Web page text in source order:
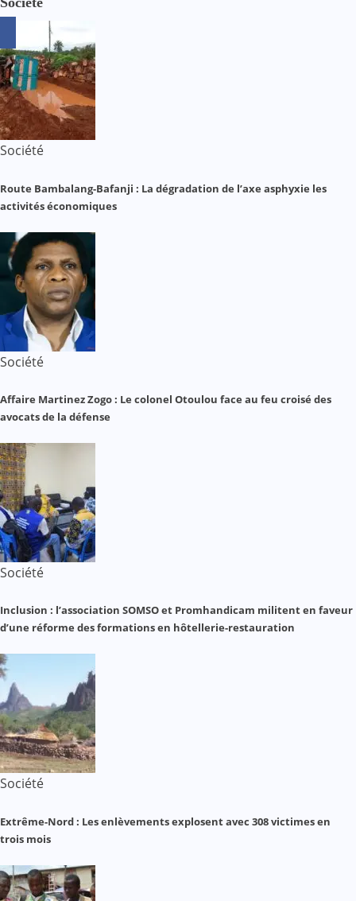
Société
Route Bambalang-Bafanji : La dégradation de l’axe asphyxie les
activités économiques
Société
Affaire Martinez Zogo : Le colonel Otoulou face au feu croisé des
avocats de la défense
Société
Inclusion : l’association SOMSO et Promhandicam militent en faveur
d’une réforme des formations en hôtellerie-restauration
Société
Extrême-Nord : Les enlèvements explosent avec 308 victimes en
trois mois